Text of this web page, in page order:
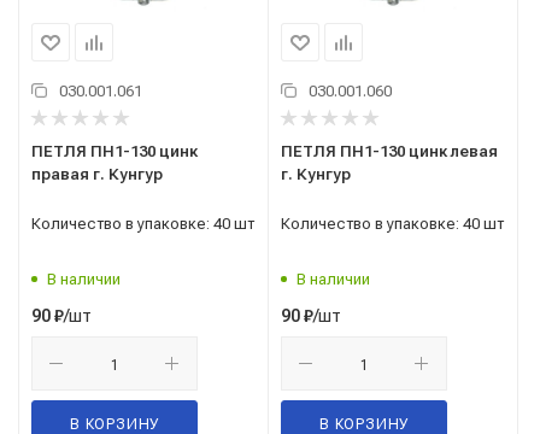
030.001.061
ПЕТЛЯ ПН1-130 цинк
правая г. Кунгур
Количество в упаковке: 40 шт
В наличии
90₽/шт
В КОРЗИНУ
030.001.060
ПЕТЛЯ ПН1-130 цинк левая
г. Кунгур
Количество в упаковке: 40 шт
В наличии
90₽/шт
В КОРЗИНУ